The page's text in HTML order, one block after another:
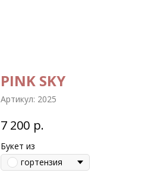
PINK SKY
Артикул: 2025
7 200 р.
Букет из
гортензия